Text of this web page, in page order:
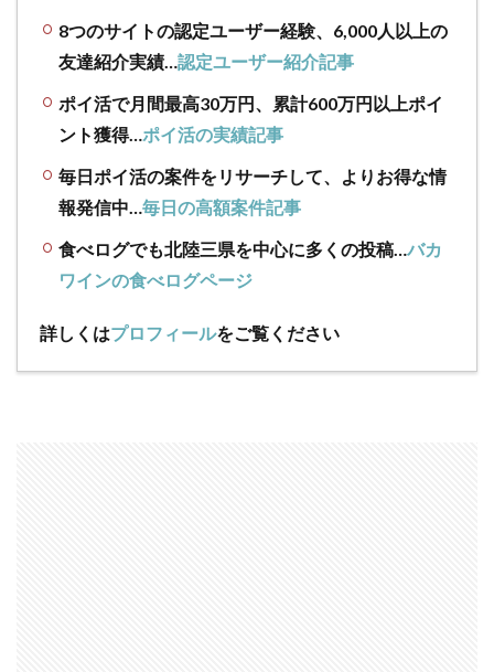
8つのサイトの認定ユーザー経験、6,000人以上の
友達紹介実績…認定ユーザー紹介記事
ポイ活で月間最高30万円、累計600万円以上ポイ
ント獲得…ポイ活の実績記事
毎日ポイ活の案件をリサーチして、よりお得な情
報発信中…毎日の高額案件記事
食べログでも北陸三県を中心に多くの投稿…バカ
ワインの食べログページ
詳しくはプロフィールをご覧ください